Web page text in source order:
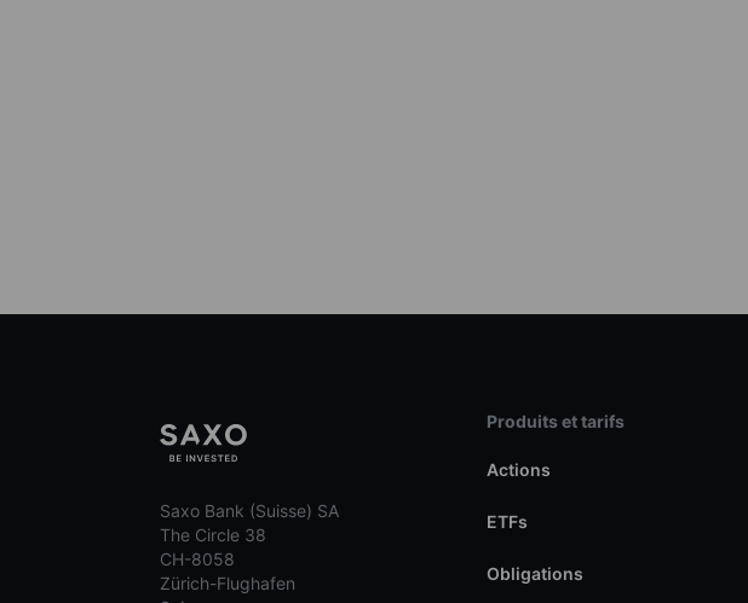
Saxo Bank (Suisse) SA
The Circle 38
CH-8058
Zürich-Flughafen
Produits et tarifs
Actions
ETFs
Obligations